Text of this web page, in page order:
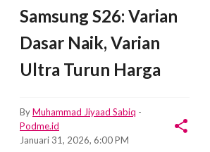
Samsung S26: Varian
Dasar Naik, Varian
Ultra Turun Harga
ByMuhammad Jiyaad Sabiq -
Podme.id
Januari 31, 2026, 6:00 PM